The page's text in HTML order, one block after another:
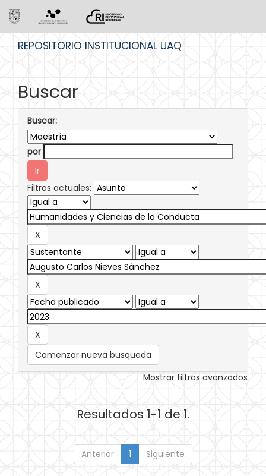
REPOSITORIO INSTITUCIONAL UAQ
Buscar
Buscar:
por
Filtros actuales:
Comenzar nueva busqueda
Mostrar filtros avanzados
Resultados 1-1 de 1.
Anterior 1 Siguiente